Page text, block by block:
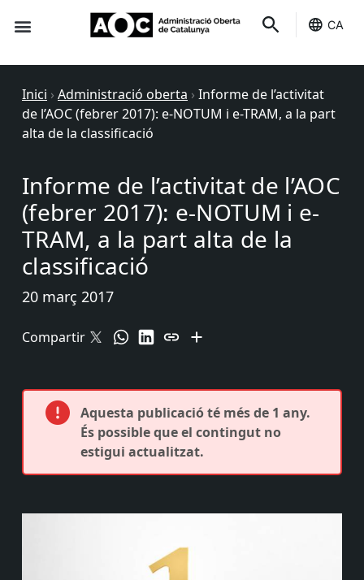
CA
Inici › Administració oberta › Informe de l’activitat
de l’AOC (febrer 2017): e-NOTUM i e-TRAM, a la part
alta de la classificació
Informe de l’activitat de l’AOC
(febrer 2017): e-NOTUM i e-
TRAM, a la part alta de la
classificació
20 març 2017
Compartir
Aquesta publicació té més de 1 any.
És possible que el contingut no
estigui actualitzat.